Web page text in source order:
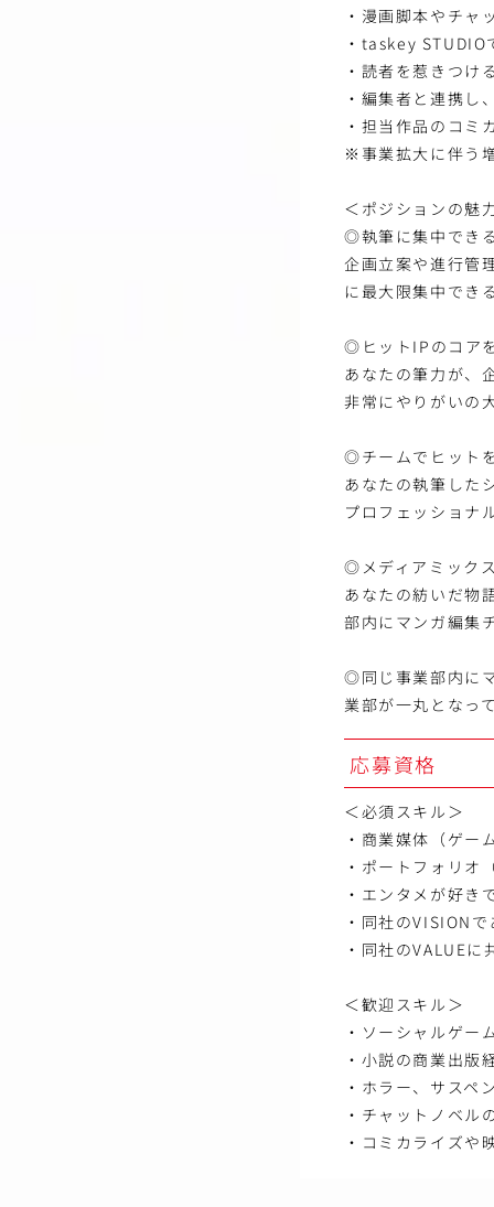
・漫画脚本やチャ
・taskey STUDIO
・読者を惹きつけ
・編集者と連携し
・担当作品のコミ
※事業拡大に伴う
＜ポジションの魅
◎執筆に集中でき
企画立案や進行管
に最大限集中でき
◎ヒットIPのコア
あなたの筆力が、
非常にやりがいの
◎チームでヒット
あなたの執筆した
プロフェッショナ
◎メディアミック
あなたの紡いだ物
部内にマンガ編集
◎同じ事業部内に
業部が一丸となっ
応募資格
＜必須スキル＞
・商業媒体（ゲー
・ポートフォリオ
・エンタメが好き
・同社のVISION
・同社のVALUEに
＜歓迎スキル＞
・ソーシャルゲー
・小説の商業出版
・ホラー、サスペ
・チャットノベル
・コミカライズや